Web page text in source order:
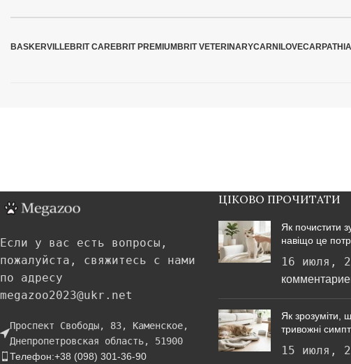
BASKERVILLEBRIT CAREBRIT PREMIUM BRIT VETERINARYCARNILOVE
Если у вас есть вопросы,
пожалуйста, свяжитесь с нами
по адресу
megazoo2023@ukr.net
Проспект Свободы, 83, Каменское,
Днепропетровская область, 51900
Телефон:+38 (098) 301-36-90
ЦІКОВО ПРОЧИТАТИ
Як почистити
навіщо це
16 июля,
Як зрозуміти,
тривожні
15 июля,